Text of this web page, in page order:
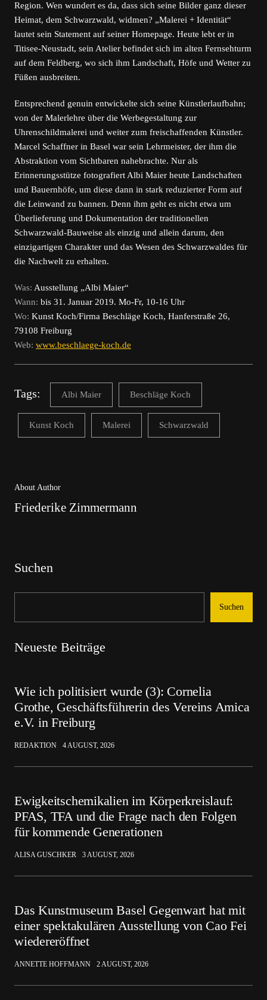
Region. Wen wundert es da, dass sich seine Bilder ganz dieser
Heimat, dem Schwarzwald, widmen? „Malerei + Identität“
lautet sein Statement auf seiner Homepage. Heute lebt er in
Titisee-Neustadt, sein Atelier befindet sich im alten Fernsehturm
auf dem Feldberg, wo sich ihm Landschaft, Höfe und Wetter zu
Füßen ausbreiten.
Entsprechend genuin entwickelte sich seine Künstlerlaufbahn;
von der Malerlehre über die Werbegestaltung zur
Uhrenschildmalerei und weiter zum freischaffenden Künstler.
Marcel Schaffner in Basel war sein Lehrmeister, der ihm die
Abstraktion vom Sichtbaren nahebrachte. Nur als
Erinnerungsstütze fotografiert Albi Maier heute Landschaften
und Bauernhöfe, um diese dann in stark reduzierter Form auf
die Leinwand zu bannen. Denn ihm geht es nicht etwa um
Überlieferung und Dokumentation der traditionellen
Schwarzwald-Bauweise als einzig und allein darum, den
einzigartigen Charakter und das Wesen des Schwarzwaldes für
die Nachwelt zu erhalten.
Was: Ausstellung „Albi Maier“
Wann: bis 31. Januar 2019. Mo-Fr, 10-16 Uhr
Wo: Kunst Koch/Firma Beschläge Koch, Hanferstraße 26,
79108 Freiburg
Web: www.beschlaege-koch.de
Tags: Albi Maier Beschläge Koch
Kunst Koch Malerei Schwarzwald
About Author
Friederike Zimmermann
Suchen
Suchen
Neueste Beiträge
Wie ich politisiert wurde (3): Cornelia
Grothe, Geschäftsführerin des Vereins Amica
e.V. in Freiburg
REDAKTION 4 AUGUST, 2026
Ewigkeitschemikalien im Körperkreislauf:
PFAS, TFA und die Frage nach den Folgen
für kommende Generationen
ALISA GUSCHKER 3 AUGUST, 2026
Das Kunstmuseum Basel Gegenwart hat mit
einer spektakulären Ausstellung von Cao Fei
wiedereröffnet
ANNETTE HOFFMANN 2 AUGUST, 2026